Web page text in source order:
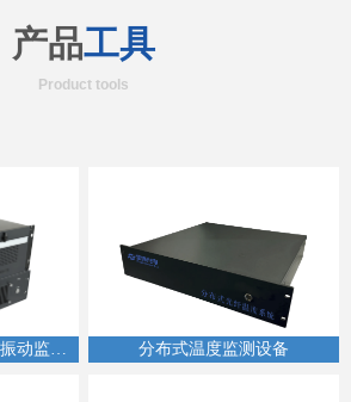
产品工具
Product tools
高性能分布式光纤声波/振动监测设备 分布式温度监测设备